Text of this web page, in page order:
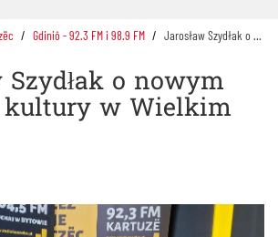
Gdiniô - 92.3 FM i 98.9 FM Jarosław Szydłak o nowym centrum kultury w Wielkim Kacku
Szydłak o nowym
kultury w Wielkim